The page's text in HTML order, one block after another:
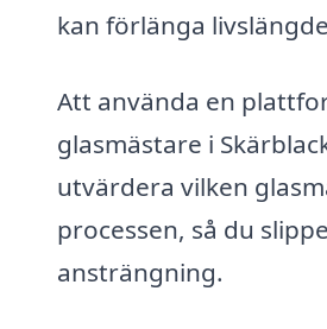
kan förlänga
Att använda en
glasmästare i
utvärdera vilken
processen, så du
ansträngning.